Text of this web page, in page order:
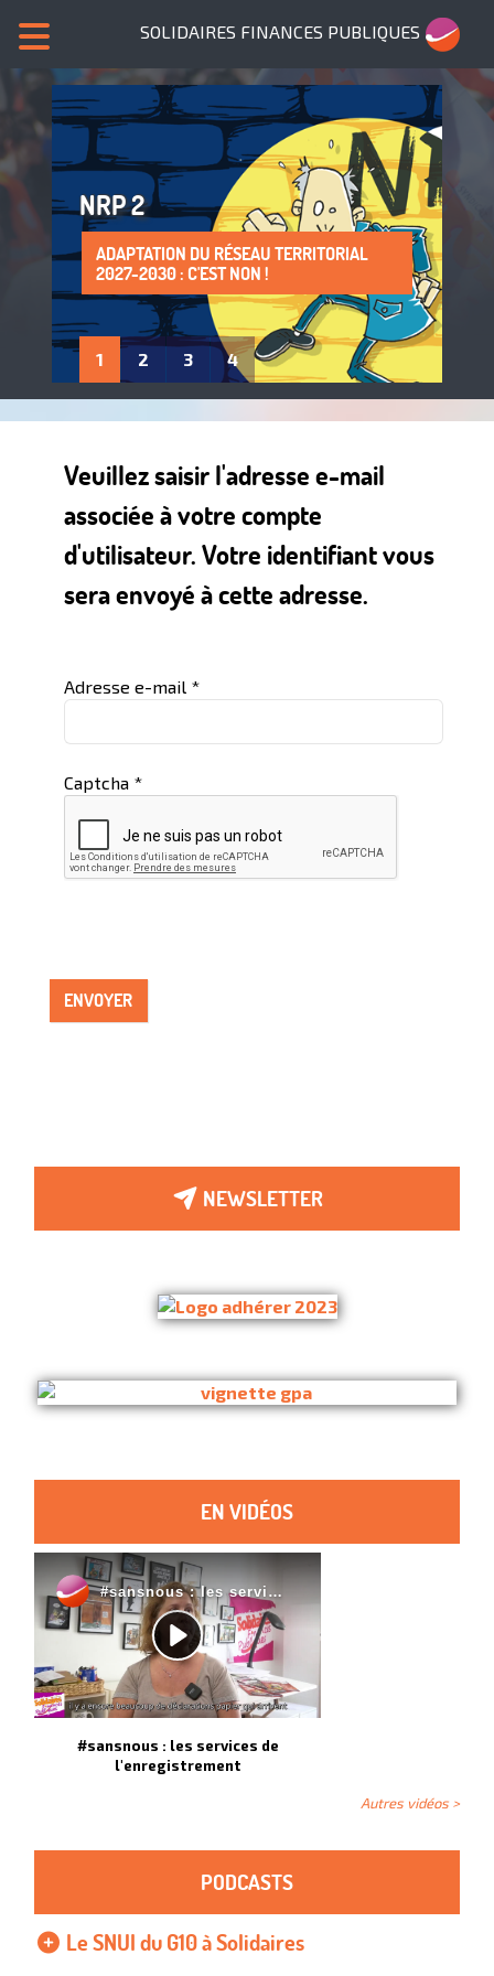
SOLIDAIRES FINANCES PUBLIQUES
NRP 2
ADAPTATION DU RÉSEAU TERRITORIAL
2027-2030 : C'EST NON !
SANS NOUS, PLUS DE SERVICES PUBLICS !
LA PROTECTION DE LA SANTÉ AU TRAVAIL
: UN DROIT À FAIRE VIVRE !
ADHÈRE À SOLIDAIRES FINANCES
PUBLIQUES
1 2 3 4
Veuillez saisir l'adresse e-mail
associée à votre compte
d'utilisateur. Votre identifiant vous
sera envoyé à cette adresse.
Adresse e-mail *
Captcha *
ENVOYER
NEWSLETTER
EN VIDÉOS
#sansnous : les services de
l'enregistrement
Autres vidéos >
PODCASTS
Le SNUI du G10 à Solidaires